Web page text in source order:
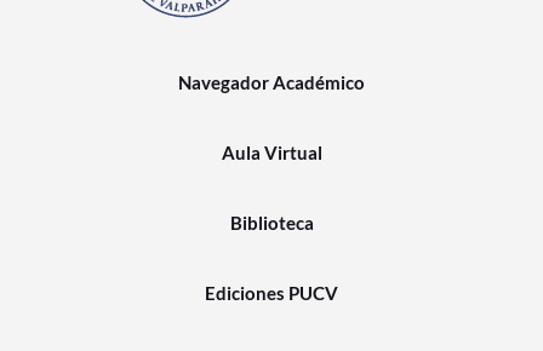
Navegador Académico
Aula Virtual
Biblioteca
Ediciones PUCV